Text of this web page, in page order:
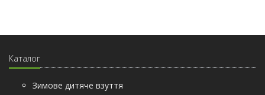
Каталог
Зимове дитяче взуття